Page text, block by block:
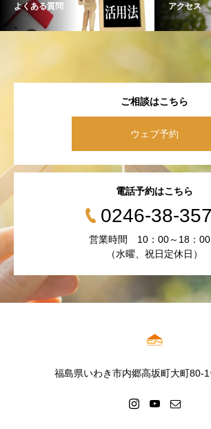
よくある質問 アクセス
ご相談はこちら
ウェブ予約
電話予約はこちら
0246-38-
営業時間 10：00～18：
（水曜、祝日定休日）
福島県いわき市内郷高坂町大町80-